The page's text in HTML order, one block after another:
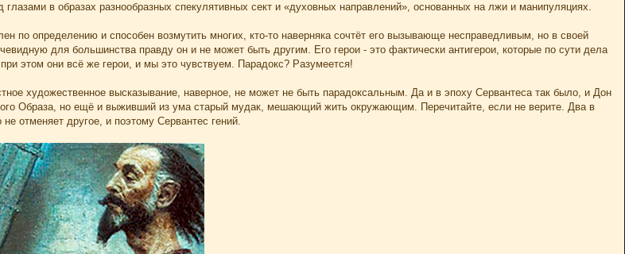
глазами в образах разнообразных спекулятивных сект и «духовных направлений», основанных на лжи и манипуляциях.
по определению и способен возмутить многих, кто-то наверняка сочтёт его вызывающе несправедливым, но в своей
для большинства правду он и не может быть другим. Его герои - это фактически антигерои, которые по сути дела
этом они всё же герои, и мы это чувствуем. Парадокс? Разумеется!
художественное высказывание, наверное, не может не быть парадоксальным. Да и в эпоху Сервантеса так было, и Дон
Образа, но ещё и выживший из ума старый мудак, мешающий жить окружающим. Перечитайте, если не верите. Два в
отменяет другое, и поэтому Сервантес гений.